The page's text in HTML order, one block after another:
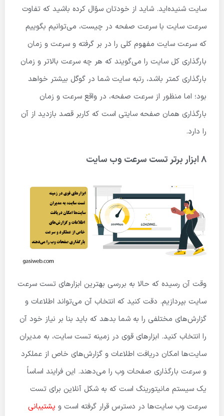
سایت شنیده‌اید. شاید از خودتان سؤال کرده باشید که تفاوت
سرعت سایت با سرعت صفحه در چیست، می‌توانیم بگوییم
که سرعت سایت مفهوم کلی را در بر گرفته و سرعت و زمان
بارگذاری کل سایت را می‌گویند که هر چه سرعت بالاتر و زمان
بارگذاری کمتر باشد، رتبه سایت شما در گوگل بیشتر خواهد
بود؛ اما منظور از سرعت صفحه، در واقع سرعت و زمان
بارگذاری همان صفحه سایتی است که کاربر قصد بازدید از آن
را دارد.
8 ابزار برتر تست سرعت وب ‌سایت
وقت آن رسیده که حالا به بررسی بهترین ابزارهای تست سرعت
سایت بپردازیم. دقت کنید که انتخاب آن می‌تواند اطلاعات و
گزارش‌های مختلفی را به شما بدهد که باید بنا بر نیاز خود آن
را انتخاب کنید. ابزارهای قوی در زمینه تست سایت، به مدیران
سایت‌ها امکان دریافت اطلاعات و گزارش‌های خاص از عملکرد
و سرعت بارگذاری صفحات وب را می‌دهند. این فرایند اساساً
یک سیستم مانیتورینگ است که به شکل آنلاین برای تست
سرعت وب سایت‌ها در دسترس قرار گرفته است و پشتیبانی